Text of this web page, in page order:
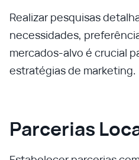
Realizar pesquisas
necessidades,
mercados-alvo é crucial
estratégias de marketing.
Parcerias